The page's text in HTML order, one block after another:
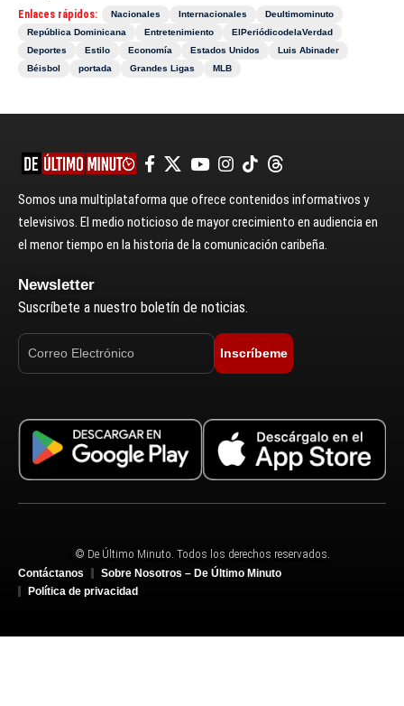
Enlaces rápidos: Nacionales Internacionales
Deultimominuto
República Dominicana
Entretenimiento
ElPeriódicodelaVerdad
Deportes
Estilo Economía Estados Unidos
Luis Abinader
Béisbol
portada Grandes Ligas MLB
Somos una multiplataforma que ofrece contenidos informativos y
televisivos. El medio noticioso de mayor crecimiento en audiencia en
el menor tiempo en la historia de la comunicación caribeña.
Newsletter
Suscríbete a nuestro boletín de noticias.
Inscríbeme
© De Último Minuto. Todos los derechos reservados.
Contáctanos
Sobre Nosotros – De Último Minuto
Política de privacidad